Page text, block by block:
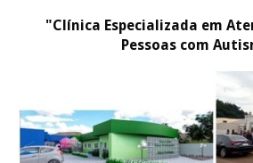
"Clínica Especializada em
Pessoas com